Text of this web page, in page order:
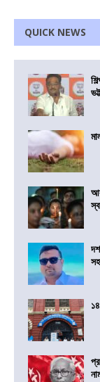
QUICK NEWS